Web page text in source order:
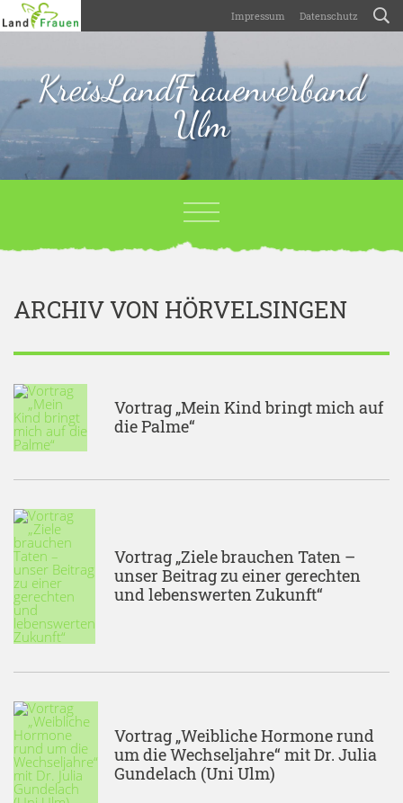
Impressum Datenschutz
KreisLandFrauenverband
Ulm
ARCHIV VON HÖRVELSINGEN
Vortrag „Mein Kind bringt mich auf
die Palme“
Vortrag „Ziele brauchen Taten –
unser Beitrag zu einer gerechten
und lebenswerten Zukunft“
Vortrag „Weibliche Hormone rund
um die Wechseljahre“ mit Dr. Julia
Gundelach (Uni Ulm)